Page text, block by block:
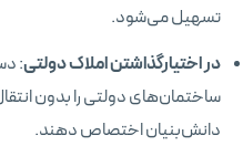
تسهیل می‌شود.
در اختیارگذاشتن املاک دولتی:
ساختمان‌های دولتی را بدون
دانش‌بنیان اختصاص دهند.